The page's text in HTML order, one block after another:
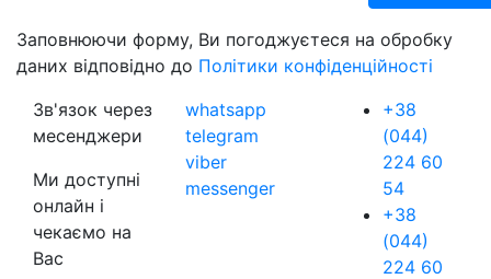
Заповнюючи форму, Ви погоджуєтеся на обробку
даних відповідно до Політики конфіденційності
Зв'язок через
месенджери
Ми доступні
онлайн і
чекаємо на
Вас
whatsapp
telegram
viber
messenger
+38
(044)
224 60
54
+38
(044)
224 60